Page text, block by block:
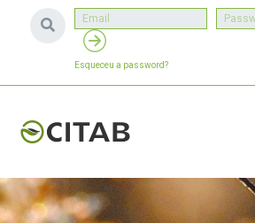
Esqueceu a password?